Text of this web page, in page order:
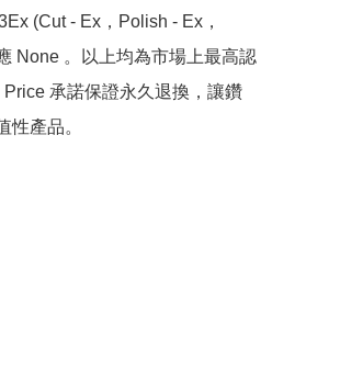
(Cut - Ex，Polish - Ex，
None 。以上均為市場上最高認
承諾保證永久退換，讓鑽
性產品。